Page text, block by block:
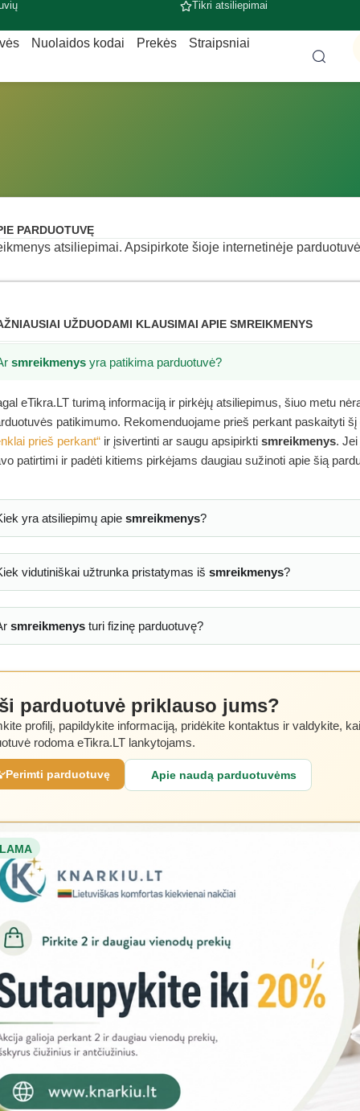
Tikri atsiliepimai
Nuolaidos kodai Prekės Straipsniai
PARDUOTUVĘ
atsiliepimai. Apsipirkote šioje internetinėje
UŽDUODAMI KLAUSIMAI APIE SMREIKMENYS
smreikmenys yra patikima parduotuvė?
eTikra.LT turimą informaciją ir pirkėjų atsiliepimus, šiuo metu
patikimumo. Rekomenduojame prieš perkant paskaityti šį
prieš perkant“ ir įsivertinti ar saugu apsipirkti smreikmenys.
patirtimi ir padėti kitiems pirkėjams daugiau sužinoti apie šią
yra atsiliepimų apie smreikmenys?
vidutiniškai užtrunka pristatymas iš smreikmenys?
smreikmenysturi fizinę parduotuvę?
parduotuvė priklauso jums?
profilį, papildykite informaciją, pridėkite kontaktus ir valdykite,
rodoma eTikra.LT lankytojams.
Perimti parduotuvę Apie naudą parduotuvėms